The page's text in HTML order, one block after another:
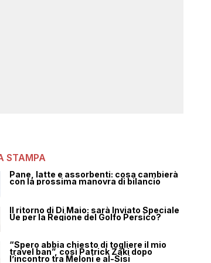
STAMPA
Pane, latte e assorbenti: cosa cambierà
con la prossima manovra di bilancio
Il ritorno di Di Maio: sarà Inviato Speciale
Ue per la Regione del Golfo Persico?
“Spero abbia chiesto di togliere il mio
travel ban”, così Patrick Zaki dopo
l’incontro tra Meloni e al-Sisi